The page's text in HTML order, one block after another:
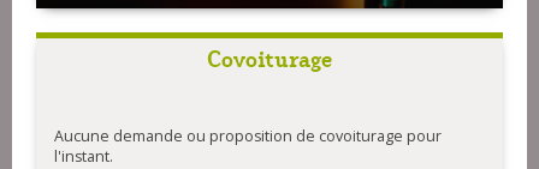
Covoiturage
Aucune demande ou proposition de covoiturage pour
l'instant.